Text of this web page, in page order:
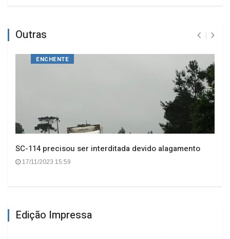
Outras
ENCHENTE
SC-114 precisou ser interditada devido alagamento
17/11/2023 15:59
Edição Impressa